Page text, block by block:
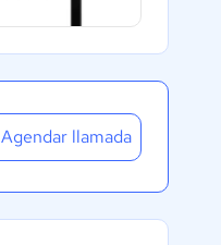
Agendar llamada